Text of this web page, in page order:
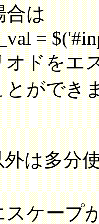
合は
=
オドをエ
とができ
は多分
ケープ